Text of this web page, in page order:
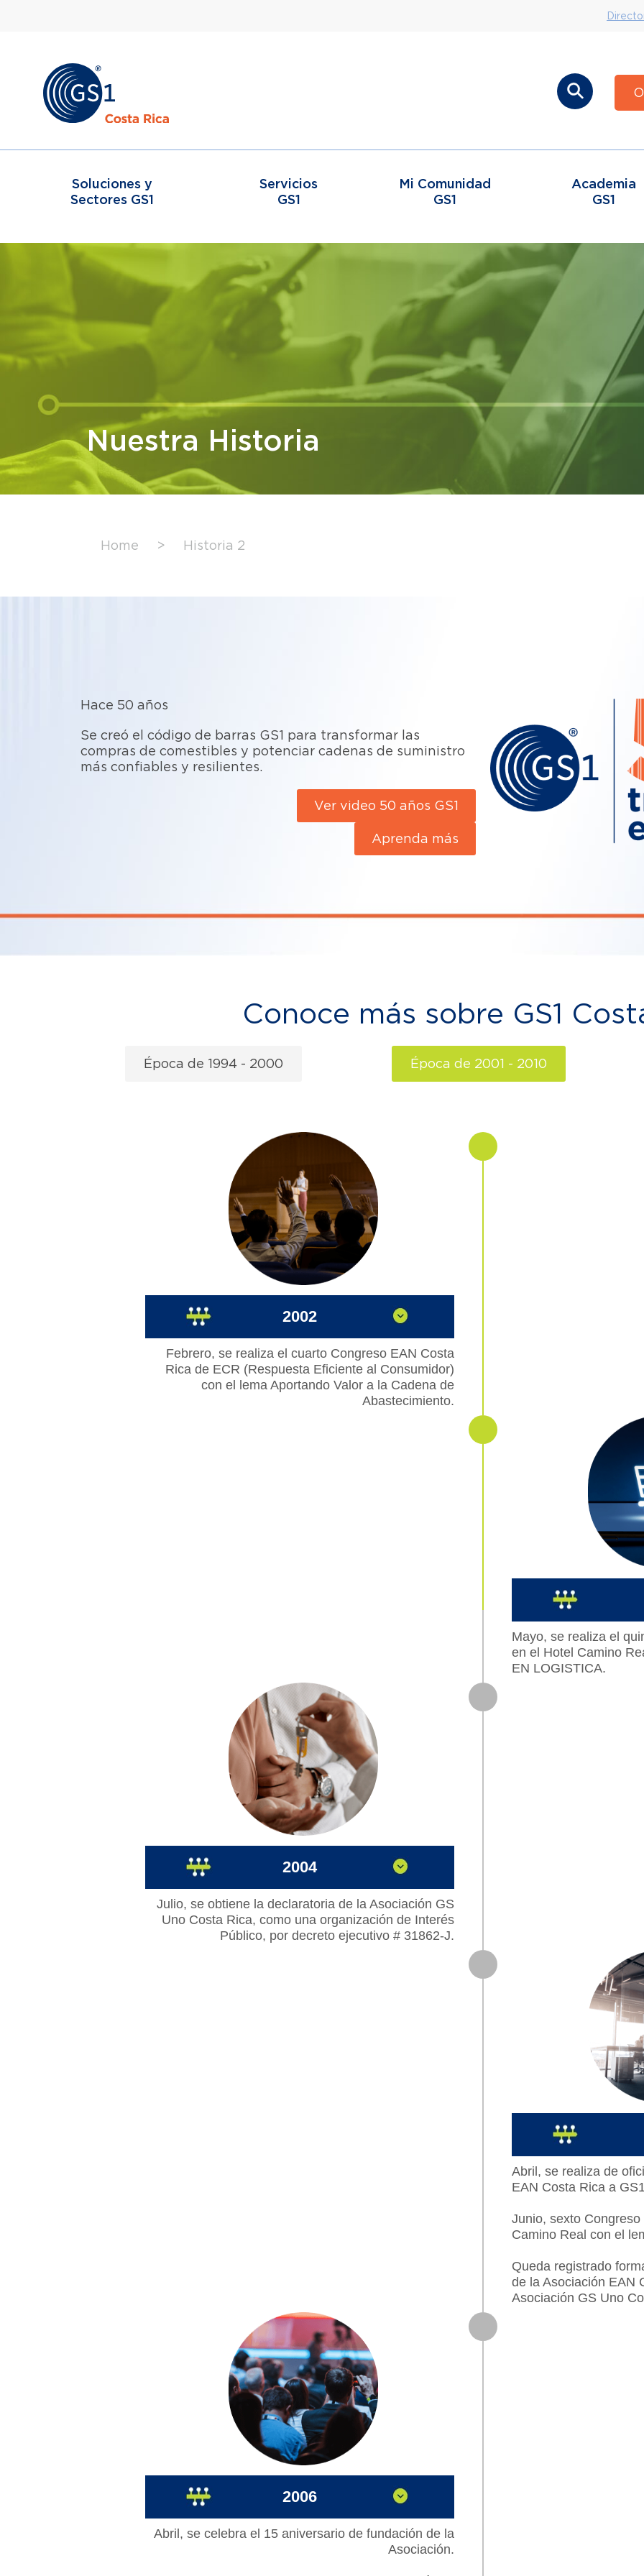
Soluciones y
Sectores GS1
Servicios
GS1
Mi Comunidad
GS1
Academia
GS1
Nuestra Historia
Home > Historia 2
Hace 50 años
Se creó el código de barras GS1 para transformar las
compras de comestibles y potenciar cadenas de suministro
más confiables y resilientes.
Ver video 50 años GS1
Aprenda más
Conoce más sobre GS1
Época de 1994 - 2000 Época de 2001 - 2010
2002
Febrero, se realiza el cuarto Congreso EAN Costa
Rica de ECR (Respuesta Eficiente al Consumidor)
con el lema Aportando Valor a la Cadena de
Abastecimiento.
Mayo, se realiza el
en el Hotel Camino
EN LOGISTICA.
2004
Julio, se obtiene la declaratoria de la Asociación GS
Uno Costa Rica, como una organización de Interés
Público, por decreto ejecutivo # 31862-J.
Abril, se realiza de
EAN Costa Rica a
Junio, sexto
Camino Real con el
Queda registrado
de la Asociación EAN
Asociación GS Uno
2006
Abril, se celebra el 15 aniversario de fundación de la
Asociación.